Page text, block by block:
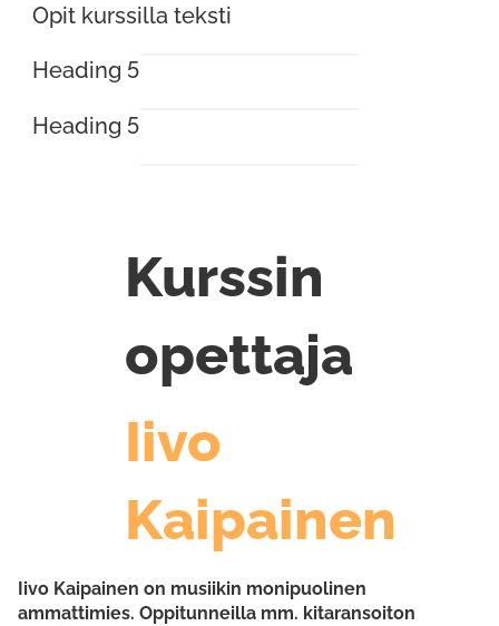
Opit kurssilla teksti
Heading 5
Heading 5
Kurssin
opettaja
Iivo
Kaipainen
Iivo Kaipainen on musiikin monipuolinen
ammattimies. Oppitunneilla mm. kitaransoiton